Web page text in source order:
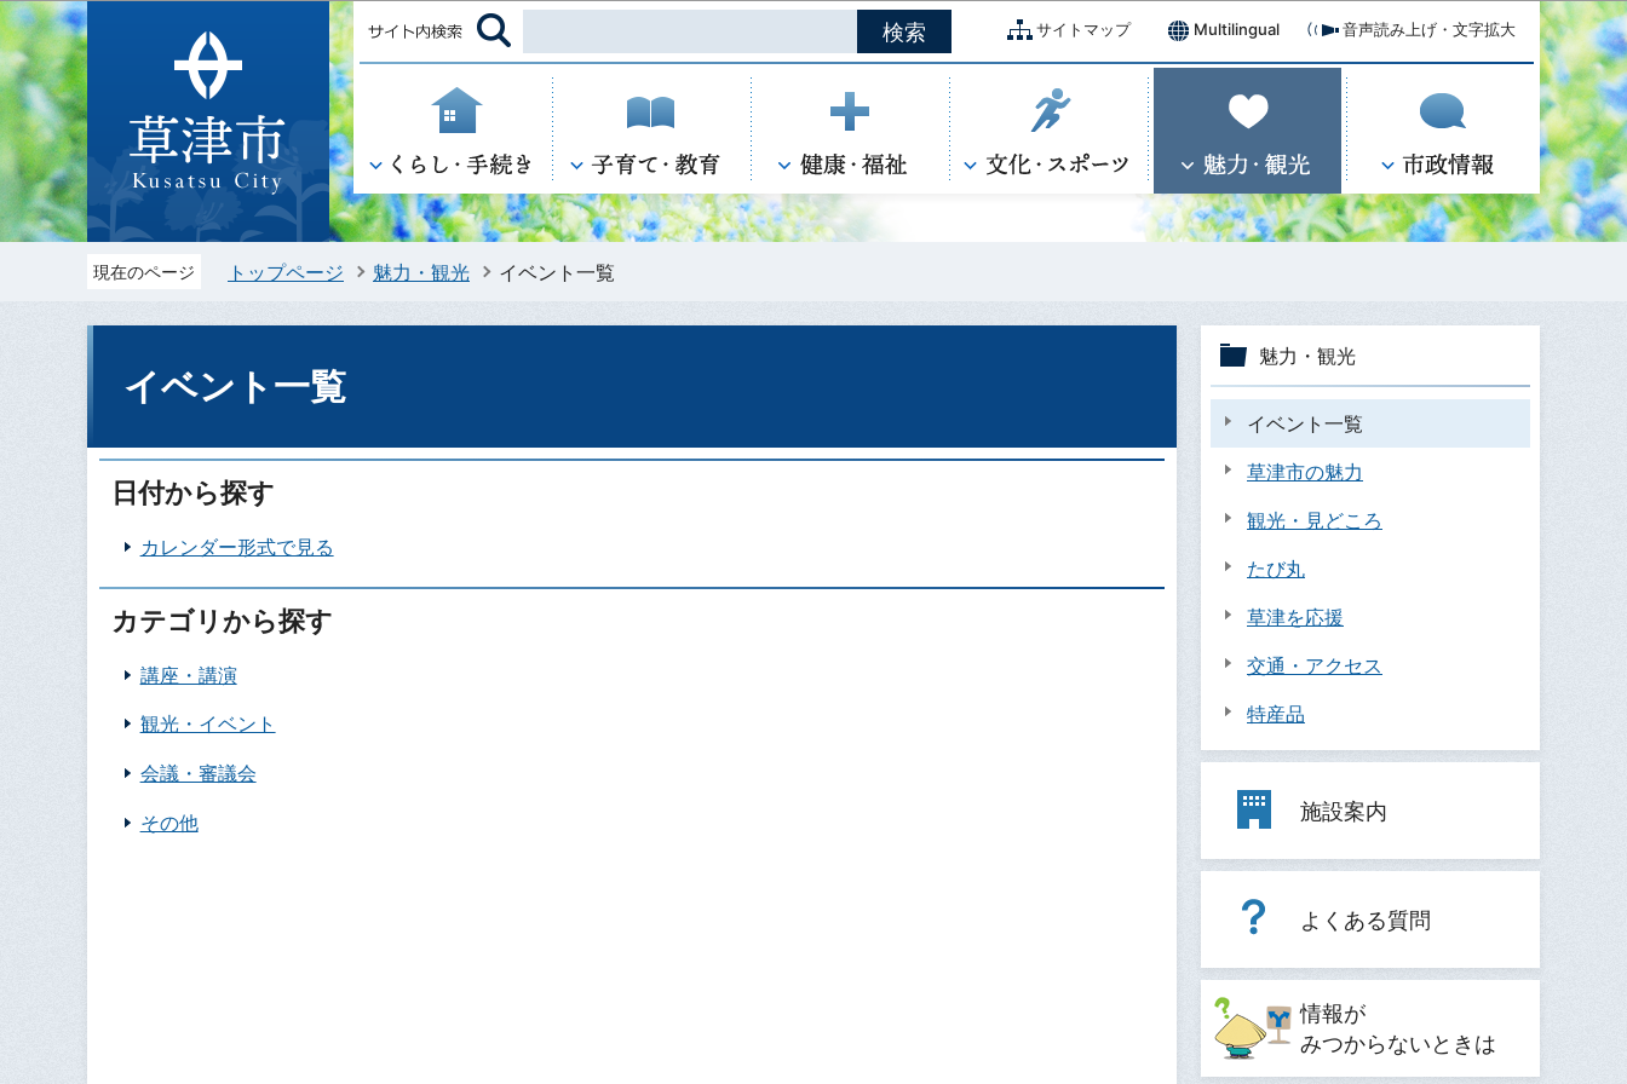
このページの本文へ移動
サイトマップ Multilingual 音声読み上げ・文字拡大
現在のページ トップページ 魅力・観光 イベント一覧
イベント一覧
日付から探す
カレンダー形式で見る
カテゴリから探す
講座・講演
観光・イベント
会議・審議会
その他
魅力・観光
イベント一覧
草津市の魅力
観光・見どころ
たび丸
草津を応援
交通・アクセス
特産品
施設案内
よくある質問
情報が
みつからないときは